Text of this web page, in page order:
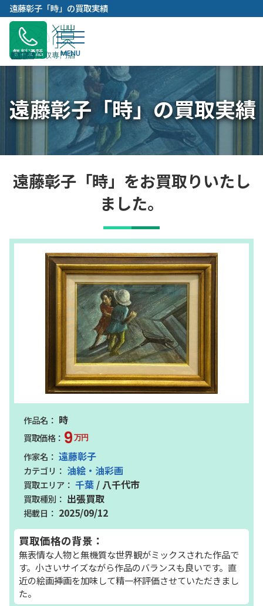
容
キ
ッ
プ
遠藤彰子「時」の買取実績
無料通話
遠藤彰子「時」の買取実績
遠藤彰子「時」をお買取りいたし
ました。
時
9万円
遠藤彰子
油絵・油彩画
千葉 / 八千代市
出張買取
2025/09/12
買取価格の背景：
無表情な人物と無機質な世界観がミックスされた作品で
す。小さいサイズながら作品のバランスも良いです。直
近の絵画挿画を加味して精一杯評価させていただきまし
た。